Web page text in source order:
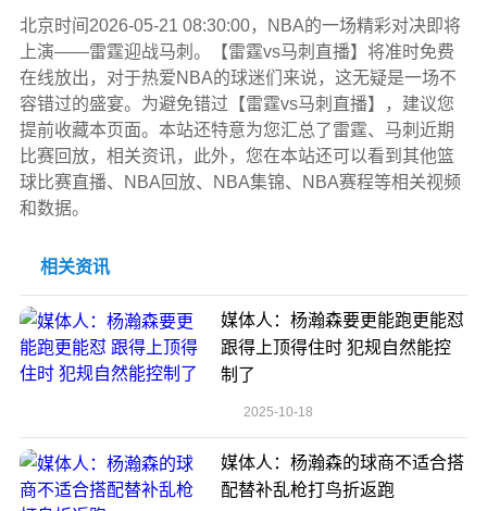
北京时间2026-05-21 08:30:00，NBA的一场精彩对决即将
上演——雷霆迎战马刺。【雷霆vs马刺直播】将准时免费
在线放出，对于热爱NBA的球迷们来说，这无疑是一场不
容错过的盛宴。为避免错过【雷霆vs马刺直播】，建议您
提前收藏本页面。本站还特意为您汇总了雷霆、马刺近期
比赛回放，相关资讯，此外，您在本站还可以看到其他篮
球比赛直播、NBA回放、NBA集锦、NBA赛程等相关视频
和数据。
相关资讯
媒体人：杨瀚森要更能跑更能怼
跟得上顶得住时 犯规自然能控
制了
2025-10-18
媒体人：杨瀚森的球商不适合搭
配替补乱枪打鸟折返跑